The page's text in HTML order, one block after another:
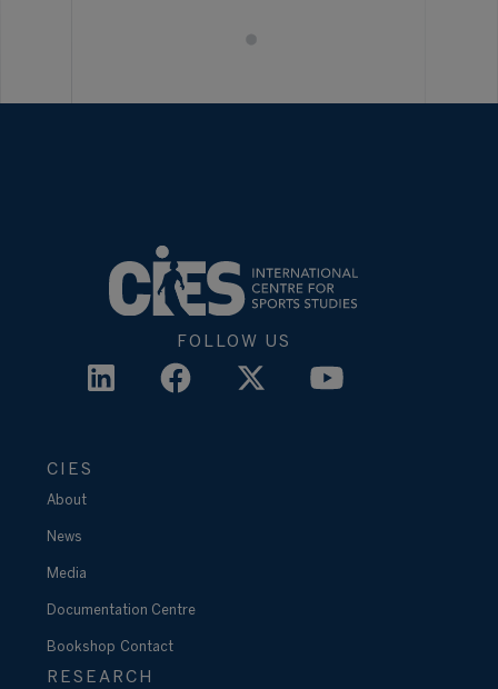
FOLLOW US
CIES
About
News
Media
Documentation Centre
Bookshop Contact
RESEARCH